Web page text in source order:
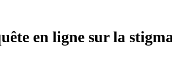
en ligne sur la